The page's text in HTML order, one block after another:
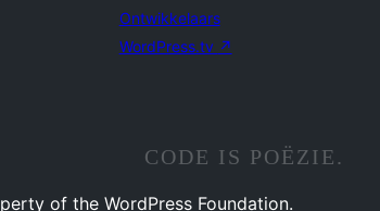
Ontwikkelaars
WordPress.tv ↗
CODE IS POËZIE.
of the WordPress Foundation.